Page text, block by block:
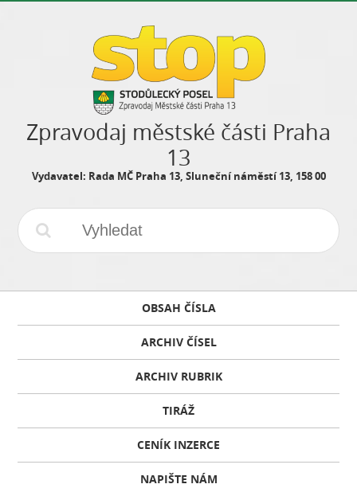
Zpravodaj městské části Praha
13
Vydavatel: Rada MČ Praha 13, Sluneční náměstí 13, 158 00
OBSAH ČÍSLA
ARCHIV ČÍSEL
ARCHIV RUBRIK
TIRÁŽ
CENÍK INZERCE
NAPIŠTE NÁM